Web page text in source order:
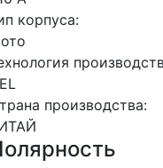
корпуса:
производства: